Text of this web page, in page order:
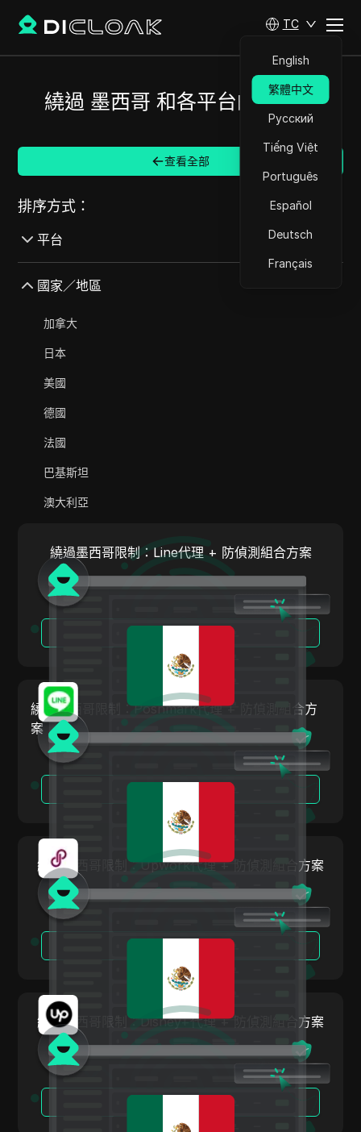
TC
English
繁體中文
Русский
Tiếng Việt
Português
Español
Deutsch
Français
繞過 墨西哥 和各平台的限制。
查看全部
排序方式：
平台
AdMob
Apple Pay
ASOS
BestBuy
Cash App
ClickBank
Coinbase
Crypto.com
Dailymotion
Deezer
Discord
Disney+
eBay
Etsy
Ezoic
Facebook Ads
國家／地區
加拿大
日本
美國
德國
法國
巴基斯坦
澳大利亞
義大利
荷蘭
越南
葡萄牙
阿根廷
奧地利
比利時
保加利亞
塞普勒斯
捷克
丹麥
希臘
匈牙利
冰島
繞過墨西哥限制：Line代理 + 防偵測組合方案
繞過墨西哥限制：Poshmark代理 + 防偵測組合方
案
繞過墨西哥限制：Upwork代理 + 防偵測組合方案
繞過墨西哥限制：Disney+代理 + 防偵測組合方案